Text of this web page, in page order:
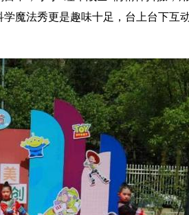
魔法秀更是趣味十足，台上台下互